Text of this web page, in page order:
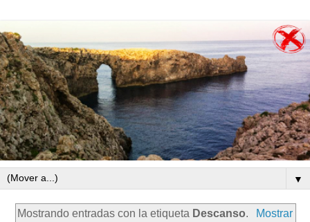
▼
Mostrando entradas con la etiqueta Descanso.
Mostrar